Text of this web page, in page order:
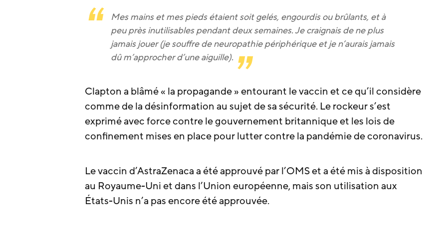
Mes mains et mes pieds étaient soit gelés, engourdis ou brûlants, et à
peu près inutilisables pendant deux semaines. Je craignais de ne plus
jamais jouer (je souffre de neuropathie périphérique et je n’aurais jamais
dû m’approcher d’une aiguille).
Clapton a blâmé « la propagande » entourant le vaccin et ce qu’il considère
comme de la désinformation au sujet de sa sécurité. Le rockeur s’est
exprimé avec force contre le gouvernement britannique et les lois de
confinement mises en place pour lutter contre la pandémie de coronavirus.
Le vaccin d’AstraZenaca a été approuvé par l’OMS et a été mis à disposition
au Royaume-Uni et dans l’Union européenne, mais son utilisation aux
États-Unis n’a pas encore été approuvée.